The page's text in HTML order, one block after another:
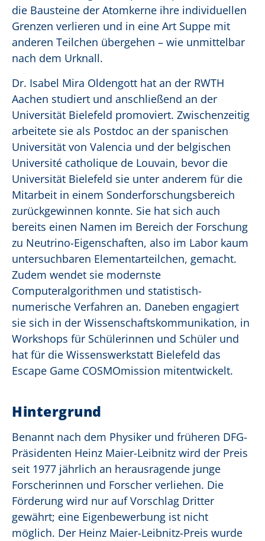
die Bausteine der Atomkerne ihre individuellen
Grenzen verlieren und in eine Art Suppe mit
anderen Teilchen übergehen – wie unmittelbar
nach dem Urknall.
Dr. Isabel Mira Oldengott hat an der RWTH
Aachen studiert und anschließend an der
Universität Bielefeld promoviert. Zwischenzeitig
arbeitete sie als Postdoc an der spanischen
Universität von Valencia und der belgischen
Université catholique de Louvain, bevor die
Universität Bielefeld sie unter anderem für die
Mitarbeit in einem Sonderforschungsbereich
zurückgewinnen konnte. Sie hat sich auch
bereits einen Namen im Bereich der Forschung
zu Neutrino-Eigenschaften, also im Labor kaum
untersuchbaren Elementarteilchen, gemacht.
Zudem wendet sie modernste
Computeralgorithmen und statistisch-
numerische Verfahren an. Daneben engagiert
sie sich in der Wissenschaftskommunikation, in
Workshops für Schülerinnen und Schüler und
hat für die Wissenswerkstatt Bielefeld das
Escape Game COSMOmission mitentwickelt.
Hintergrund
Benannt nach dem Physiker und früheren DFG-
Präsidenten Heinz Maier-Leibnitz wird der Preis
seit 1977 jährlich an herausragende junge
Forscherinnen und Forscher verliehen. Die
Förderung wird nur auf Vorschlag Dritter
gewährt; eine Eigenbewerbung ist nicht
möglich. Der Heinz Maier-Leibnitz-Preis wurde